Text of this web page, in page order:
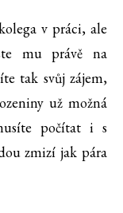
v práci, ale
mu právě na
tak svůj zájem,
už možná
počítat i s
zmizí jak pára